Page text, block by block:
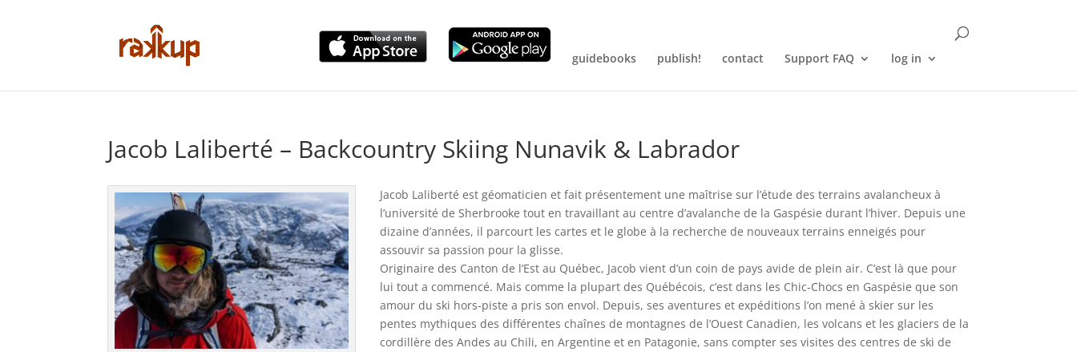
guidebooks publish! contact Support FAQ log in
Jacob Laliberté – Backcountry Skiing Nunavik & Labrador
Jacob Laliberté est géomaticien et fait présentement une maîtrise sur l’étude des terrains avalancheux à
l’université de Sherbrooke tout en travaillant au centre d’avalanche de la Gaspésie durant l’hiver. Depuis une
dizaine d’années, il parcourt les cartes et le globe à la recherche de nouveaux terrains enneigés pour
assouvir sa passion pour la glisse.
Originaire des Canton de l’Est au Québec, Jacob vient d’un coin de pays avide de plein air. C’est là que pour
lui tout a commencé. Mais comme la plupart des Québécois, c’est dans les Chic-Chocs en Gaspésie que son
amour du ski hors-piste a pris son envol. Depuis, ses aventures et expéditions l’on mené à skier sur les
pentes mythiques des différentes chaînes de montagnes de l’Ouest Canadien, les volcans et les glaciers de la
cordillère des Andes au Chili, en Argentine et en Patagonie, sans compter ses visites des centres de ski de